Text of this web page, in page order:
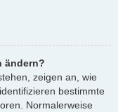
ändern?
zeigen an, wie
bestimmte
Normalerweise